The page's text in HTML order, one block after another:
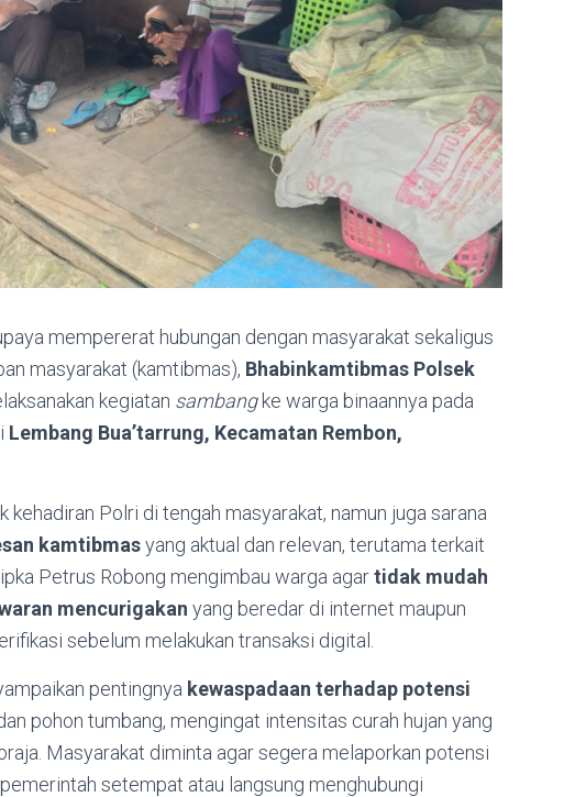
mempererat hubungan dengan masyarakat sekaligus
masyarakat (kamtibmas), Bhabinkamtibmas Polsek
kegiatan sambangke warga binaannya pada
Lembang Bua’tarrung, Kecamatan Rembon,
kehadiran Polri di tengah masyarakat, namun juga sarana
kamtibmasyang aktual dan relevan, terutama terkait
Petrus Robong mengimbau warga agartidak mudah
mencurigakan yang beredar di internet maupun
sebelum melakukan transaksi digital.
pentingnya kewaspadaan terhadap potensi
pohon tumbang, mengingat intensitas curah hujan yang
Masyarakat diminta agar segera melaporkan potensi
setempat atau langsung menghubungi